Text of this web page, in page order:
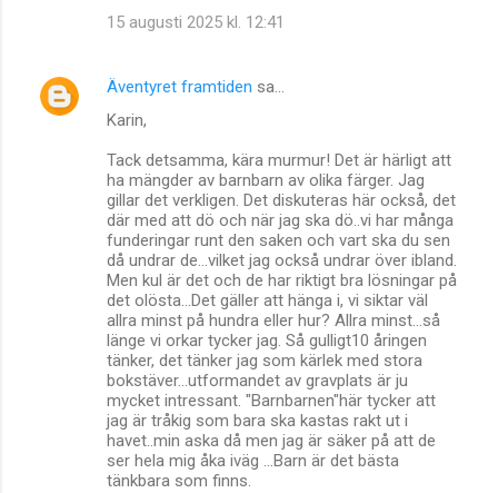
15 augusti 2025 kl. 12:41
Äventyret framtiden sa…
Karin,
Tack detsamma, kära murmur! Det är härligt att
ha mängder av barnbarn av olika färger. Jag
gillar det verkligen. Det diskuteras här också, det
där med att dö och när jag ska dö..vi har många
funderingar runt den saken och vart ska du sen
då undrar de...vilket jag också undrar över ibland.
Men kul är det och de har riktigt bra lösningar på
det olösta...Det gäller att hänga i, vi siktar väl
allra minst på hundra eller hur? Allra minst...så
länge vi orkar tycker jag. Så gulligt10 åringen
tänker, det tänker jag som kärlek med stora
bokstäver...utformandet av gravplats är ju
mycket intressant. "Barnbarnen"här tycker att
jag är tråkig som bara ska kastas rakt ut i
havet..min aska då men jag är säker på att de
ser hela mig åka iväg ...Barn är det bästa
tänkbara som finns.